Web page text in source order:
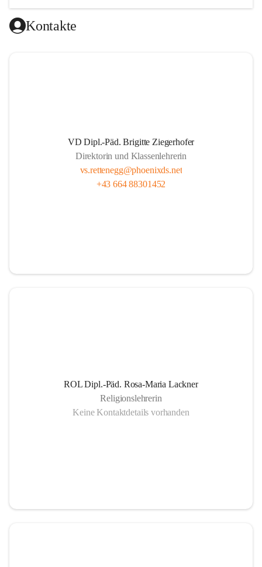
einklassig geführt.
Kontakte
VD Dipl.-Päd. Brigitte Ziegerhofer
Direktorin und Klassenlehrerin
vs.rettenegg@phoenixds.net
+43 664 88301452
ROL Dipl.-Päd. Rosa-Maria Lackner
Religionslehrerin
Keine Kontaktdetails vorhanden